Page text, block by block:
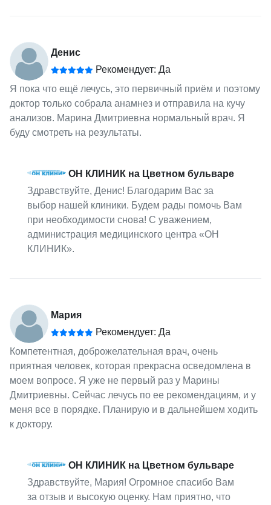
Денис
Рекомендует: Да
Я пока что ещё лечусь, это первичный приём и поэтому
доктор только собрала анамнез и отправила на кучу
анализов. Марина Дмитриевна нормальный врач. Я
буду смотреть на результаты.
ОН КЛИНИК на Цветном бульваре
Здравствуйте, Денис! Благодарим Вас за
выбор нашей клиники. Будем рады помочь Вам
при необходимости снова! С уважением,
администрация медицинского центра «ОН
КЛИНИК».
Мария
Рекомендует: Да
Компетентная, доброжелательная врач, очень
приятная человек, которая прекрасна осведомлена в
моем вопросе. Я уже не первый раз у Марины
Дмитриевны. Сейчас лечусь по ее рекомендациям, и у
меня все в порядке. Планирую и в дальнейшем ходить
к доктору.
ОН КЛИНИК на Цветном бульваре
Здравствуйте, Мария! Огромное спасибо Вам
за отзыв и высокую оценку. Нам приятно, что